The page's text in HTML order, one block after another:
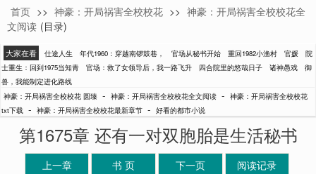
圆臻
首页 >> 神豪：开局祸害全校校花 >> 神豪：开局祸害全校校花全
文阅读 (目录)
大家在看 仕途人生 年代1960：穿越南锣鼓巷， 官场从秘书开始 重回1982小渔村 官媛
院
士重生：回到1975当知青
官场：救了女领导后，我一路飞升 四合院里的悠哉日子 诸神愚戏
御
兽，我能制定进化路线
神豪：开局祸害全校校花 圆臻 - 神豪：开局祸害全校校花全文阅读 - 神豪：开局祸害全校校花
txt下载 - 神豪：开局祸害全校校花最新章节 - 好看的都市小说
第1675章 还有一对双胞胎是生活秘书
上一章 书 页 下一页 阅读记录